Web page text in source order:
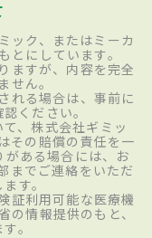
ック、またはミーカ
とにしています。
ますが、内容を完全
せん。
れる場合は、事前に
ください。
、株式会社ギミッ
その賠償の責任を一
ある場合には、お
までご連絡をいただ
す。
証利用可能な医療機
情報提供のもと、
。